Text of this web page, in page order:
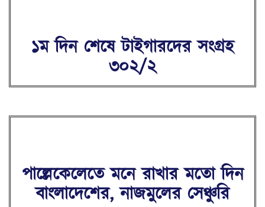
১ম দিন শেষে টাইগারদের সংগ্রহ
৩০২/২
পাল্লেকেলেতে মনে রাখার মতো দিন
বাংলাদেশের, নাজমুলের সেঞ্চুরি